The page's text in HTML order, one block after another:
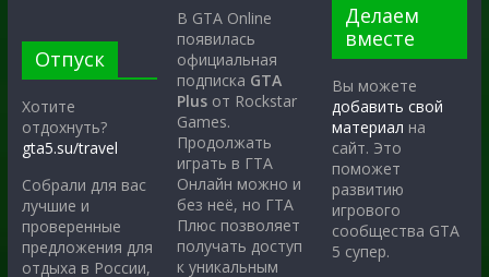
Отпуск
Хотите
отдохнуть?
gta5.su/travel
Собрали для вас
лучшие и
проверенные
предложения для
отдыха в России,
В GTA Online
появилась
официальная
подписка GTA
Plus от Rockstar
Games.
Продолжать
играть в ГТА
Онлайн можно и
без неё, но ГТА
Плюс позволяет
получать доступ
к уникальным
Делаем
вместе
Вы можете
добавить свой
материал на
сайт. Это
поможет
развитию
игрового
сообщества GTA
5 супер.